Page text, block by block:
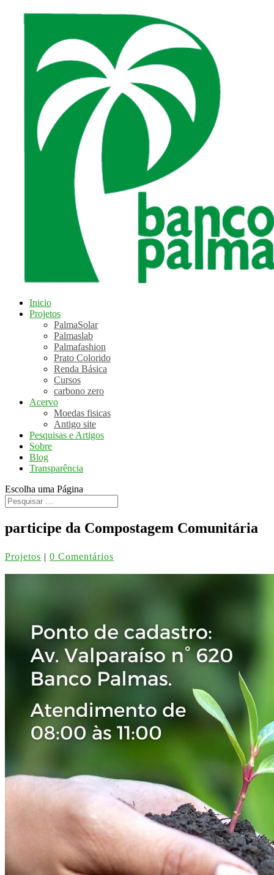
Inicio
Projetos
PalmaSolar
Palmaslab
Palmafashion
Prato Colorido
Renda Básica
Cursos
carbono zero
Acervo
Moedas fisicas
Antigo site
Pesquisas e Artigos
Sobre
Blog
Transparência
Escolha uma Página
participe da Compostagem Comunitária
Projetos | 0 Comentários